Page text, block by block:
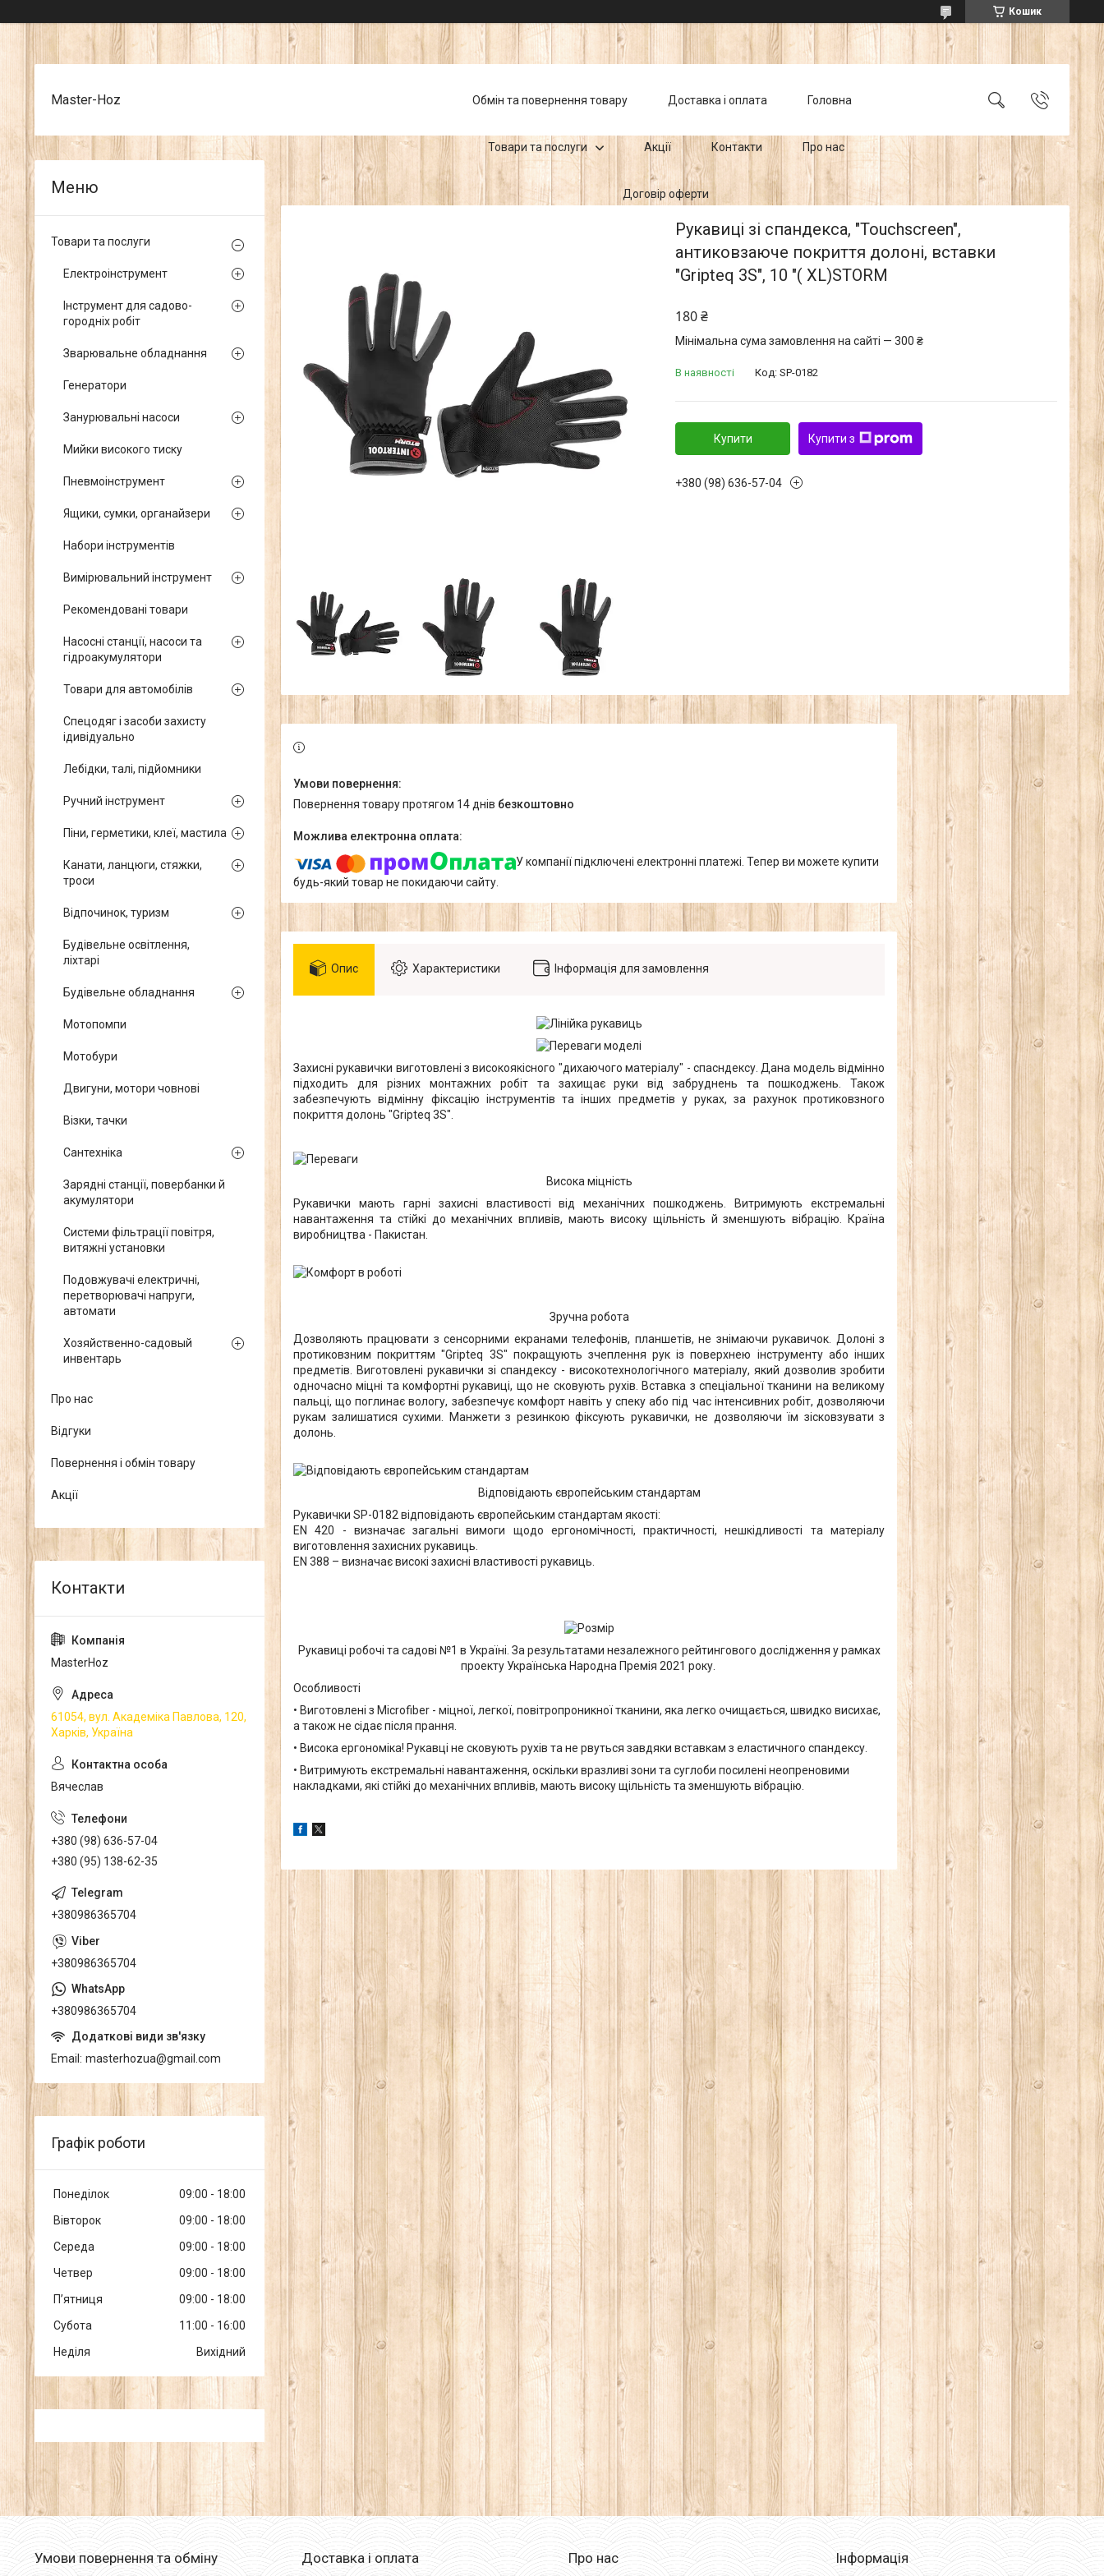
Кошик
Master-Hoz Обмін та повернення товару Доставка і оплата Головна
Товари та послуги Акції Контакти Про нас
Договір оферти
Рукавиці зi спандекса, "Touchscreen",
антиковзаюче покриття долоні, вставки
"Gripteq 3S", 10 "( XL)STORM
180 ₴
Мінімальна сума замовлення на сайті — 300 ₴
В наявності Код: SP-0182
Купити Купити з
+380 (98) 636-57-04
повернення товару протягом 14 днів безкоштовно
У компанії підключені електронні платежі. Тепер ви можете купити
будь-який товар не покидаючи сайту.
Опис Характеристики Інформація для замовлення
Захисні рукавички виготовлені з високоякісного "дихаючого матеріалу" - спасндексу. Дана модель відмінно
підходить для різних монтажних робіт та захищає руки від забруднень та пошкоджень. Також
забезпечують відмінну фіксацію інструментів та інших предметів у руках, за рахунок протиковзного
покриття долонь "Gripteq 3S".
Висока міцність
Рукавички мають гарні захисні властивості від механічних пошкоджень. Витримують екстремальні
навантаження та стійкі до механічних впливів, мають високу щільність й зменшують вібрацію. Країна
виробництва - Пакистан.
Зручна робота
Дозволяють працювати з сенсорними екранами телефонів, планшетів, не знімаючи рукавичок. Долоні з
протиковзним покриттям "Gripteq 3S" покращують зчеплення рук із поверхнею інструменту або інших
предметів. Виготовлені рукавички зі спандексу - високотехнологічного матеріалу, який дозволив зробити
одночасно міцні та комфортні рукавиці, що не сковують рухів. Вставка з спеціальної тканини на великому
пальці, що поглинає вологу, забезпечує комфорт навіть у спеку або під час інтенсивних робіт, дозволяючи
рукам залишатися сухими. Манжети з резинкою фіксують рукавички, не дозволяючи їм зісковзувати з
долонь.
Відповідають європейським стандартам
Рукавички SP-0182 відповідають європейським стандартам якості:
EN 420 - визначає загальні вимоги щодо ергономічності, практичності, нешкідливості та матеріалу
виготовлення захисних рукавиць.
EN 388 – визначає високі захисні властивості рукавиць.
Рукавиці робочі та садові №1 в Україні. За результатами незалежного рейтингового дослідження у рамках
проекту Українська Народна Премія 2021 року.
Особливості
• Виготовлені з Microfiber - міцної, легкої, повітропроникної тканини, яка легко очищається, швидко висихає,
а також не сідає після прання.
• Висока ергономіка! Рукавці не сковують рухів та не рвуться завдяки вставкам з еластичного спандексу.
• Витримують екстремальні навантаження, оскільки вразливі зони та суглоби посилені неопреновими
накладками, які стійкі до механічних впливів, мають високу щільність та зменшують вібрацію.
Товари та послуги
Електроінструмент
Інструмент для садово-
городніх робіт
Зварювальне обладнання
Генератори
Занурювальні насоси
Мийки високого тиску
Пневмоінструмент
Ящики, сумки, органайзери
Набори інструментів
Вимірювальний інструмент
Рекомендовані товари
Насосні станції, насоси та
гідроакумулятори
Товари для автомобілів
Спецодяг і засоби захисту
ідивідуально
Лебідки, талі, підйомники
Ручний інструмент
Піни, герметики, клеї, мастила
Канати, ланцюги, стяжки,
троси
Відпочинок, туризм
Будівельне освітлення,
ліхтарі
Будівельне обладнання
Мотопомпи
Мотобури
Двигуни, мотори човнові
Візки, тачки
Сантехніка
Зарядні станції, повербанки й
акумулятори
Системи фільтрації повітря,
витяжні установки
Подовжувачі електричні,
перетворювачі напруги,
автомати
Хозяйственно-садовый
инвентарь
Про нас
Відгуки
Повернення і обмін товару
Акції
MasterHoz
61054, вул. Академіка Павлова, 120,
Харків, Україна
Вячеслав
+380 (98) 636-57-04
+380 (95) 138-62-35
+380986365704
+380986365704
+380986365704
Email masterhozua@gmail.com
Графік роботи
Понеділок 09:00
18:00
Вівторок
09:00
18:00
Середа
09:00
18:00
Четвер
09:00
18:00
Пʼятниця
09:00
18:00
Субота
11:00
16:00
Неділя
Вихідний
Умови повернення та обміну Доставка і оплата Про нас Інформація